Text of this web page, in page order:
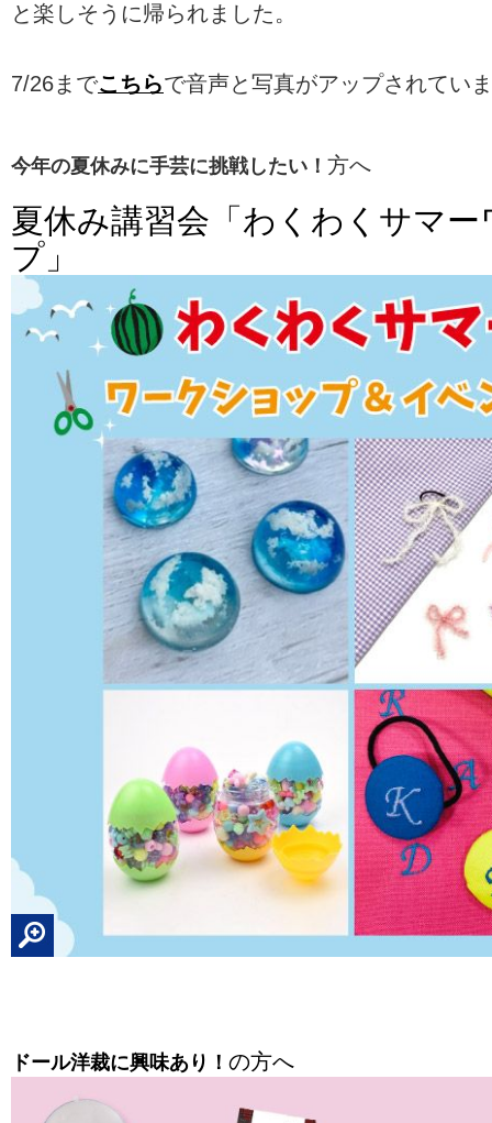
と楽しそうに帰られました。
7/26までこちらで音声と写真がアップされてい
今年の夏休みに手芸に挑戦したい！ 方へ
夏休み講習会「わくわくサマ
プ」
ドール洋裁に興味あり！ の方へ